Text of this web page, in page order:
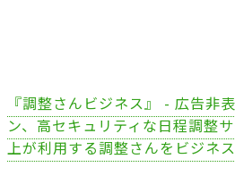
『調整さんビジネス』 - 広告非
ン、高セキュリティな日程調整
上が利用する調整さんをビジネ